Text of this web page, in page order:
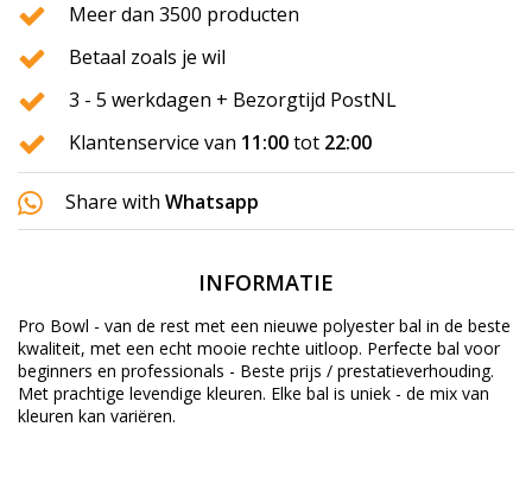
Meer dan 3500 producten
Betaal zoals je wil
3 - 5 werkdagen + Bezorgtijd PostNL
Klantenservice van 11:00tot 22:00
Share with Whatsapp
INFORMATIE
Pro Bowl - van de rest met een nieuwe polyester bal in de beste
kwaliteit, met een echt mooie rechte uitloop. Perfecte bal voor
beginners en professionals - Beste prijs / prestatieverhouding.
Met prachtige levendige kleuren. Elke bal is uniek - de mix van
kleuren kan variëren.